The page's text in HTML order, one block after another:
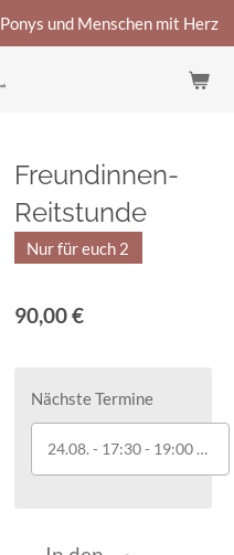
Ponys und Menschen mit Herz
Freundinnen-
Reitstunde
Nur für euch 2
90,00 €
Nächste Termine
24.08. - 17:30 - 19:00 Uhr